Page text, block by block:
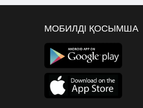
МОБИЛДІ ҚОСЫМША